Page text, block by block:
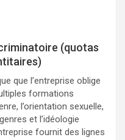
(quotas
que l’entreprise oblige
formations
l’orientation sexuelle,
et l’idéologie
fournit des lignes